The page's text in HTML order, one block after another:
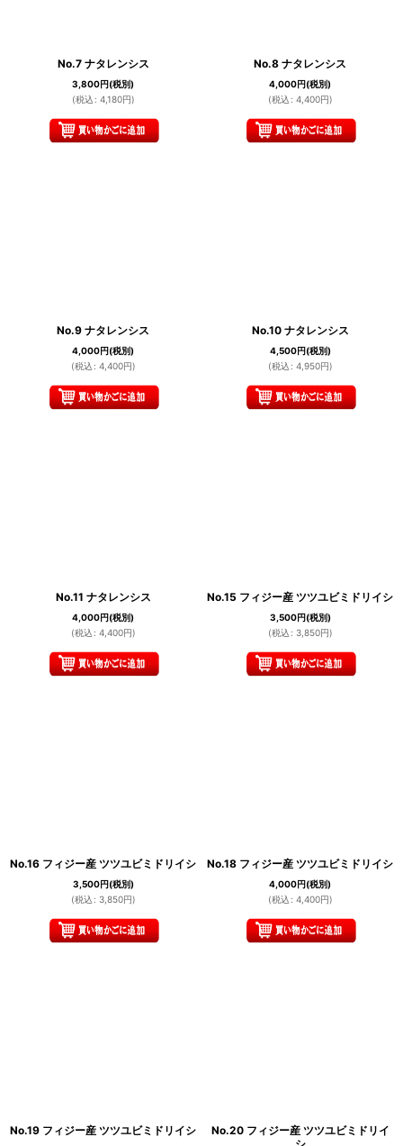
No.7 ナタレンシス
3,800円(税別)
(税込 : 4,180円)
No.8 ナタレンシス
4,000円(税別)
(税込 : 4,400円)
No.9 ナタレンシス
4,000円(税別)
(税込 : 4,400円)
No.10 ナタレンシス
4,500円(税別)
(税込 : 4,950円)
No.11 ナタレンシス
4,000円(税別)
(税込 : 4,400円)
No.15 フィジー産 ツツユビミドリイシ
3,500円(税別)
(税込 : 3,850円)
No.16 フィジー産 ツツユビミドリイシ
3,500円(税別)
(税込 : 3,850円)
No.18 フィジー産 ツツユビミドリイシ
4,000円(税別)
(税込 : 4,400円)
No.19 フィジー産 ツツユビミドリイシ
No.20 フィジー産 ツツユビミドリイ